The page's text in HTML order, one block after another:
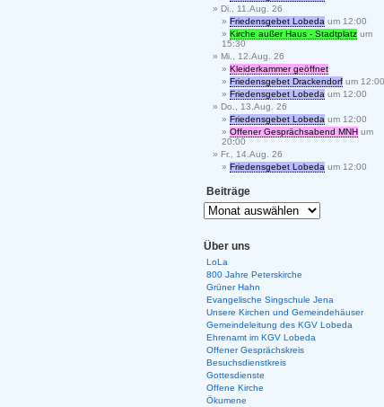
Di., 11.Aug. 26
Friedensgebet Lobeda um 12:00
Kirche außer Haus - Stadtplatz um
15:30
Mi., 12.Aug. 26
Kleiderkammer geöffnet
Friedensgebet Drackendorf um 12:00
Friedensgebet Lobeda um 12:00
Do., 13.Aug. 26
Friedensgebet Lobeda um 12:00
Offener Gesprächsabend MNH um
20:00
Fr., 14.Aug. 26
Friedensgebet Lobeda um 12:00
Beiträge
Über uns
LoLa
800 Jahre Peterskirche
Grüner Hahn
Evangelische Singschule Jena
Unsere Kirchen und Gemeindehäuser
Gemeindeleitung des KGV Lobeda
Ehrenamt im KGV Lobeda
Offener Gesprächskreis
Besuchsdienstkreis
Gottesdienste
Offene Kirche
Ökumene